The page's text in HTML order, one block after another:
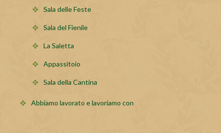
Sala delle Feste
Sala del Fienile
La Saletta
Appassitoio
Sala della Cantina
Abbiamo lavorato e lavoriamo con